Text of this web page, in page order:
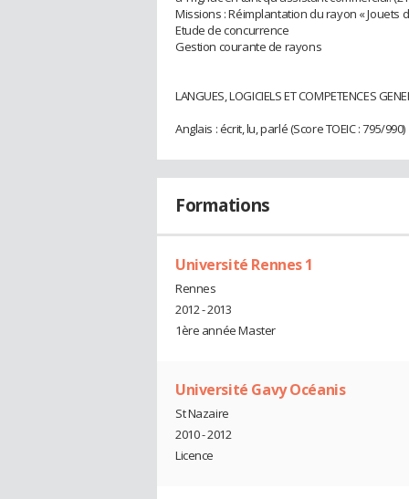
Missions : Réimplantation du rayon « Jouets
Etude de concurrence
Gestion courante de rayons
LANGUES, LOGICIELS ET COMPETENCES
Anglais : écrit, lu, parlé (Score TOEIC : 795/990)
Formations
Université Rennes 1
Rennes
2012 - 2013
1ère année Master
Université Gavy Océanis
St Nazaire
2010 - 2012
Licence